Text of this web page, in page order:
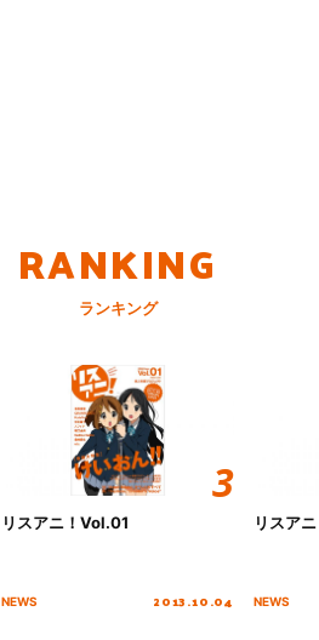
RANKING
ランキング
リスアニ！Vol.01
NEWS 2013.10.04
リスア
NEWS